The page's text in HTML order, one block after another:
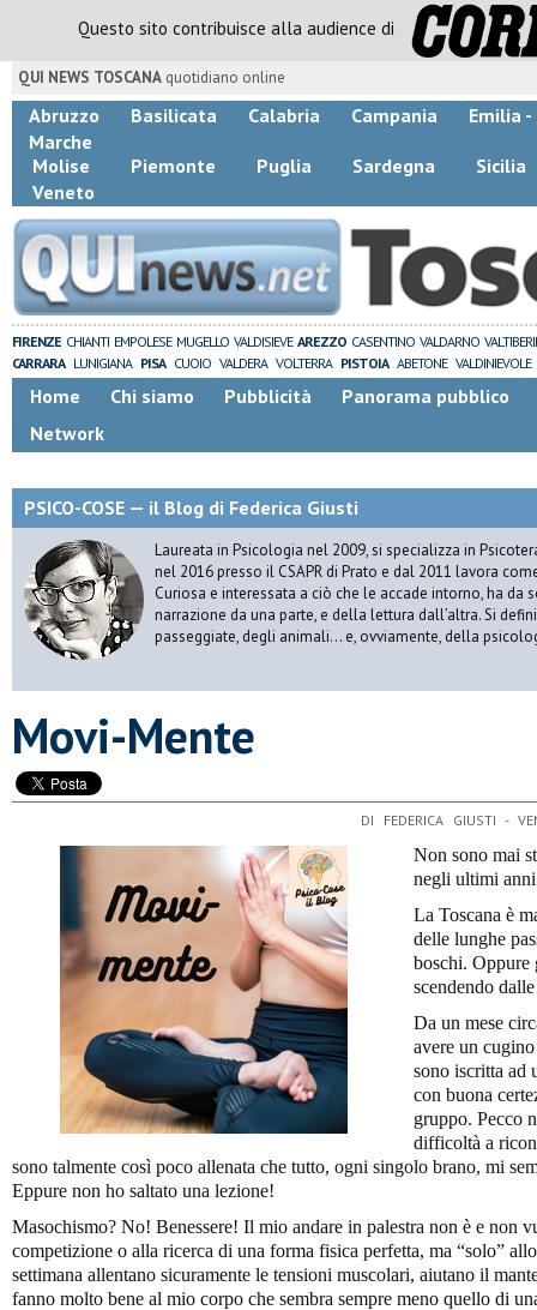
Questo sito contribuisce alla audience di
QUI NEWS TOSCANA quotidiano online
Abruzzo Basilicata Calabria Campania
Emilia -
Marche
Molise
Piemonte Puglia Sardegna
Sicilia
Veneto
FIRENZE CHIANTI EMPOLESE MUGELLO VALDISIEVE AREZZO CASENTINO VALDARNO
CARRARA LUNIGIANA PISA CUOIO VALDERA VOLTERRA PISTOIA ABETONE VALDINIEVOLE
Home Chi siamo Pubblicità
Panorama pubblico
Network
PSICO-COSE — il Blog di Federica Giusti
Laureata in Psicologia nel 2009, si specializza in
nel 2016 presso il CSAPR di Prato e dal 2011 lavora
Curiosa e interessata a ciò che le accade intorno, ha da
narrazione da una parte, e della lettura dall’altra. Si
passeggiate, degli animali… e, ovviamente, della
​Movi-Mente
DI FEDERICA GIUSTI -
Non sono mai
negli ultimi
La Toscana è
delle lunghe
boschi. Oppure
scendendo
Da un mese
avere un
sono iscritta ad
con buona
gruppo. Pecco
difficoltà a
sono talmente così poco allenata che tutto, ogni singolo brano, mi
Eppure non ho saltato una lezione!
Masochismo? No! Benessere! Il mio andare in palestra non è e non
competizione o alla ricerca di una forma fisica perfetta, ma “solo”
settimana allentano sicuramente le tensioni muscolari, aiutano il
fanno molto bene al mio corpo che sembra sempre meno quello di